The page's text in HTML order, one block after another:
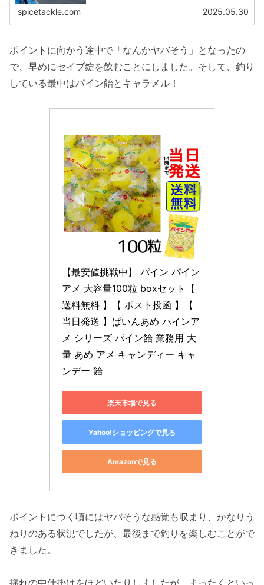
spicetackle.com 2025.05.30
ポイントに向かう途中で「なんかヤバそう」となったの
で、早めにセイブ錠を飲むことにしました。そして、釣り
している最中はパイン飴とキャラメル！
【最安値挑戦中】 パイン パイン
アメ 大容量100粒 boxセット【
送料無料 】【 ポスト投函 】【
当日発送 】ぱいんあめ パインア
メ シリーズ パイン飴 業務用 大
量 あめ アメ キャンディー キャ
ンデー 飴
楽天市場で見る
Yahoo!ショッピングで見る
Amazonで見る
ポイントにつく頃にはヤバそうな感覚も収まり、かなりう
ねりのある状況でしたが、最後まで釣りを楽しむことがで
きました。
揺れの中仕掛けをほどいたりしましたが、まったくといっ